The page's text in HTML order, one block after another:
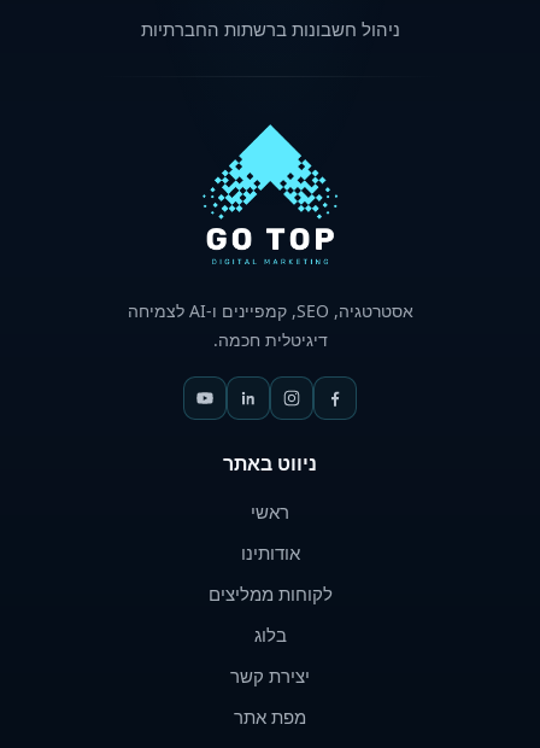
ניהול חשבונות ברשתות החברתיות
אסטרטגיה, SEO, קמפיינים ו-AI לצמיחה
דיגיטלית חכמה.
ניווט באתר
ראשי
אודותינו
לקוחות ממליצים
בלוג
יצירת קשר
מפת אתר